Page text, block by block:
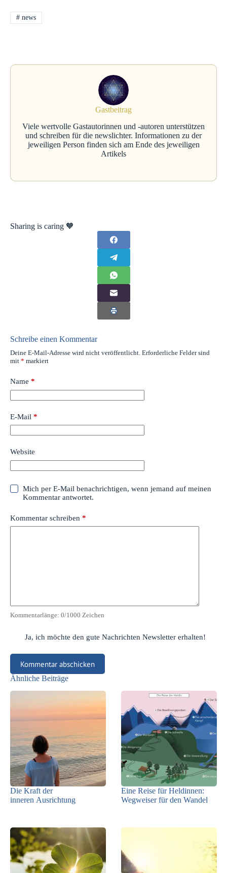
#news
Sharing is caring 🧡
Gastbeitrag
Viele wertvolle Gastautorinnen und -autoren unterstützen
und schreiben für die newslichter. Informationen zu der
jeweiligen Person finden sich am Ende des jeweiligen
Artikels
Schreibe einen Kommentar
Deine E-Mail-Adresse wird nicht veröffentlicht. Erforderliche Felder sind
mit * markiert
Name *
E-Mail *
Website
Mich per E-Mail benachrichtigen, wenn jemand auf meinen
Kommentar antwortet.
Kommentar schreiben *
Kommentarlänge: 0/1000 Zeichen
Ja, ich möchte den gute Nachrichten Newsletter erhalten!
Kommentar abschicken
Ähnliche Beiträge
Die Kraft der
inneren Ausrichtung
Eine Reise für Heldinnen:
Wegweiser für den Wandel